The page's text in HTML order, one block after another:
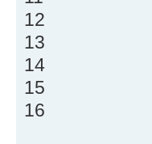
12
13
14
15
16